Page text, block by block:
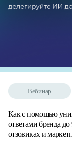
Вебинар
Как с помощью
ответами бренда до
отзовиках и